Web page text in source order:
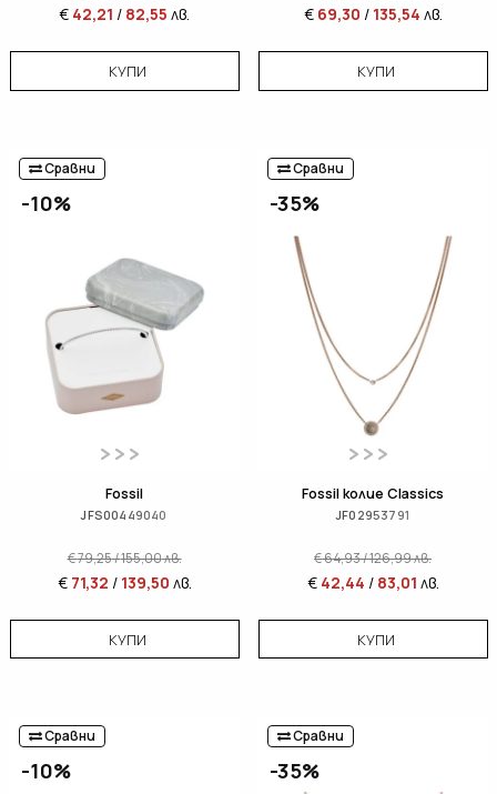
€ 42,21 / 82,55 лв.
КУПИ
€ 69,30 / 135,54 лв.
КУПИ
Сравни
-10%
Fossil
JFS00449040
€79,25/155,00лв.
€ 71,32 / 139,50 лв.
КУПИ
Сравни
-35%
Fossil колие Classics
JF02953791
€64,93/126,99лв.
€ 42,44 / 83,01 лв.
КУПИ
Сравни
-10%
Сравни
-35%